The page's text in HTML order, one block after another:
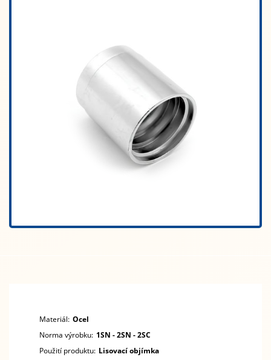
Materiál: Ocel
Norma výrobku: 1SN - 2SN - 2SC
Použití produktu: Lisovací objímka